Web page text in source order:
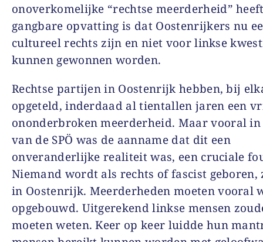
onoverkomelijke “rechtse meerderheid”
gangbare opvatting is dat Oostenrijkers nu
cultureel rechts zijn en niet voor linkse
kunnen gewonnen worden.
Rechtse partijen in Oostenrijk hebben, bij
opgeteld, inderdaad al tientallen jaren een
ononderbroken meerderheid. Maar vooral
van de SPÖ was de aanname dat dit een
onveranderlijke realiteit was, een cruciale
Niemand wordt als rechts of fascist geboren,
in Oostenrijk. Meerderheden moeten vooral
opgebouwd. Uitgerekend linkse mensen
moeten weten. Keer op keer luidde hun